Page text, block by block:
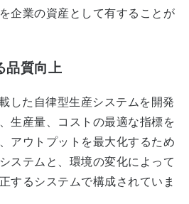
企業の資産として有することが
品質向上
した自律型生産システムを開発
生産量、コストの最適な指標を
アウトプットを最大化するため
ステムと、環境の変化によって
するシステムで構成されていま